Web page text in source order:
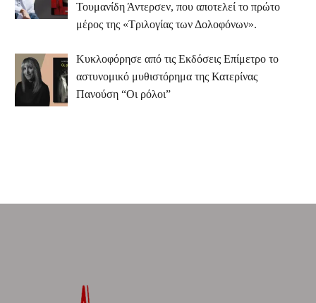
Τουμανίδη Άντερσεν, που αποτελεί το πρώτο
μέρος της «Τριλογίας των Δολοφόνων».
Κυκλοφόρησε από τις Εκδόσεις Επίμετρο το
αστυνομικό μυθιστόρημα της Κατερίνας
Πανούση “Οι ρόλοι”